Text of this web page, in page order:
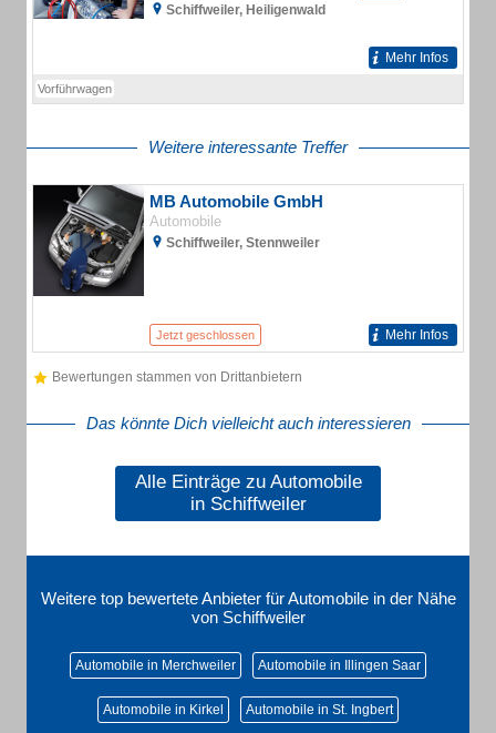
Schiffweiler, Heiligenwald
Mehr Infos
Vorführwagen
Weitere interessante Treffer
MB Automobile GmbH
Automobile
Schiffweiler, Stennweiler
Jetzt geschlossen Mehr Infos
Bewertungen stammen von Drittanbietern
Das könnte Dich vielleicht auch interessieren
Alle Einträge zu Automobile
in Schiffweiler
Weitere top bewertete Anbieter für Automobile in der Nähe
von Schiffweiler
Automobile in Merchweiler Automobile in Illingen Saar
Automobile in Kirkel Automobile in St. Ingbert